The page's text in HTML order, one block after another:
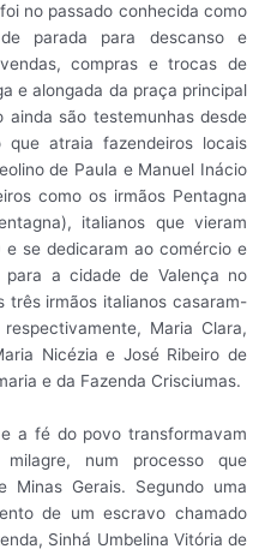
no passado conhecida como
parada para descanso e
compras e trocas de
e alongada da praça principal
são testemunhas desde
que atraia fazendeiros locais
de Paula e Manuel Inácio
como os irmãos Pentagna
italianos que vieram
e se dedicaram ao comércio e
a cidade de Valença no
três irmãos italianos casaram-
Maria Clara,
Nicézia e José Ribeiro de
e da Fazenda Crisciumas.
a fé do povo transformavam
num processo que
Minas Gerais. Segundo uma
de um escravo chamado
Sinhá Umbelina Vitória de